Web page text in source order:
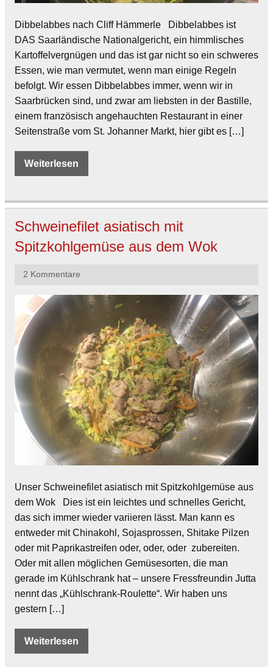
Dibbelabbes nach Cliff Hämmerle Dibbelabbes ist
DAS Saarländische Nationalgericht, ein himmlisches
Kartoffelvergnügen und das ist gar nicht so ein schweres
Essen, wie man vermutet, wenn man einige Regeln
befolgt. Wir essen Dibbelabbes immer, wenn wir in
Saarbrücken sind, und zwar am liebsten in der Bastille,
einem französisch angehauchten Restaurant in einer
Seitenstraße vom St. Johanner Markt, hier gibt es […]
Weiterlesen
Schweinefilet asiatisch mit
Spitzkohlgemüse aus dem Wok
2 Kommentare
Unser Schweinefilet asiatisch mit Spitzkohlgemüse aus
dem Wok Dies ist ein leichtes und schnelles Gericht,
das sich immer wieder variieren lässt. Man kann es
entweder mit Chinakohl, Sojasprossen, Shitake Pilzen
oder mit Paprikastreifen oder, oder, oder zubereiten.
Oder mit allen möglichen Gemüsesorten, die man
gerade im Kühlschrank hat – unsere Fressfreundin Jutta
nennt das „Kühlschrank-Roulette“. Wir haben uns
gestern […]
Weiterlesen